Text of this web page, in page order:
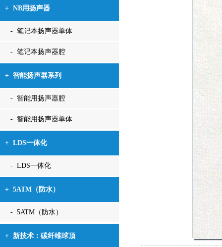
+ NB用扬声器
- 笔记本扬声器单体
- 笔记本扬声器腔
+ 智能扬声器系列
- 智能用扬声器腔
- 智能用扬声器单体
+ LDS一体化
- LDS一体化
+ 5ATM（防水）
- 5ATM（防水）
+ 新技术：碳纤维球顶